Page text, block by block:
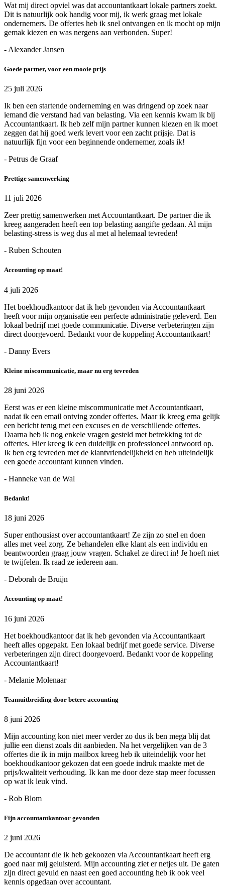
Wat mij direct opviel was dat accountantkaart lokale partners zoekt.
Dit is natuurlijk ook handig voor mij, ik werk graag met lokale
ondernemers. De offertes heb ik snel ontvangen en ik mocht op mijn
gemak kiezen en was nergens aan verbonden. Super!
- Alexander Jansen
Goede partner, voor een mooie prijs
25 juli 2026
Ik ben een startende onderneming en was dringend op zoek naar
iemand die verstand had van belasting. Via een kennis kwam ik bij
Accountantkaart. Ik heb zelf mijn partner kunnen kiezen en ik moet
zeggen dat hij goed werk levert voor een zacht prijsje. Dat is
natuurlijk fijn voor een beginnende ondernemer, zoals ik!
- Petrus de Graaf
Prettige samenwerking
11 juli 2026
Zeer prettig samenwerken met Accountantkaart. De partner die ik
kreeg aangeraden heeft een top belasting aangifte gedaan. Al mijn
belasting-stress is weg dus al met al helemaal tevreden!
- Ruben Schouten
Accounting op maat!
4 juli 2026
Het boekhoudkantoor dat ik heb gevonden via Accountantkaart
heeft voor mijn organisatie een perfecte administratie geleverd. Een
lokaal bedrijf met goede communicatie. Diverse verbeteringen zijn
direct doorgevoerd. Bedankt voor de koppeling Accountantkaart!
- Danny Evers
Kleine miscommunicatie, maar nu erg tevreden
28 juni 2026
Eerst was er een kleine miscommunicatie met Accountantkaart,
nadat ik een email ontving zonder offertes. Maar ik kreeg erna gelijk
een bericht terug met een excuses en de verschillende offertes.
Daarna heb ik nog enkele vragen gesteld met betrekking tot de
offertes. Hier kreeg ik een duidelijk en professioneel antwoord op.
Ik ben erg tevreden met de klantvriendelijkheid en heb uiteindelijk
een goede accountant kunnen vinden.
- Hanneke van de Wal
Bedankt!
18 juni 2026
Super enthousiast over accountantkaart! Ze zijn zo snel en doen
alles met veel zorg. Ze behandelen elke klant als een individu en
beantwoorden graag jouw vragen. Schakel ze direct in! Je hoeft niet
te twijfelen. Ik raad ze iedereen aan.
- Deborah de Bruijn
Accounting op maat!
16 juni 2026
Het boekhoudkantoor dat ik heb gevonden via Accountantkaart
heeft alles opgepakt. Een lokaal bedrijf met goede service. Diverse
verbeteringen zijn direct doorgevoerd. Bedankt voor de koppeling
Accountantkaart!
- Melanie Molenaar
Teamuitbreiding door betere accounting
8 juni 2026
Mijn accounting kon niet meer verder zo dus ik ben mega blij dat
jullie een dienst zoals dit aanbieden. Na het vergelijken van de 3
offertes die ik in mijn mailbox kreeg heb ik uiteindelijk voor het
boekhoudkantoor gekozen dat een goede indruk maakte met de
prijs/kwaliteit verhouding. Ik kan me door deze stap meer focussen
op wat ik leuk vind.
- Rob Blom
Fijn accountantkantoor gevonden
2 juni 2026
De accountant die ik heb gekoozen via Accountantkaart heeft erg
goed naar mij geluisterd. Mijn accounting ziet er netjes uit. De gaten
zijn direct gevuld en naast een goed accounting heb ik ook veel
kennis opgedaan over accountant.